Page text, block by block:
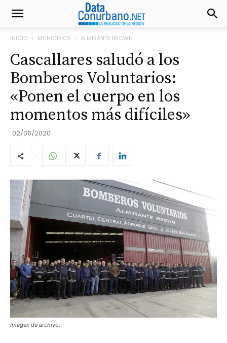
INICIO MUNICIPIOS ALMIRANTE BROWN
Cascallares saludó a los
Bomberos Voluntarios:
«Ponen el cuerpo en los
momentos más difíciles»
02/06/2020
Imagen de archivo.